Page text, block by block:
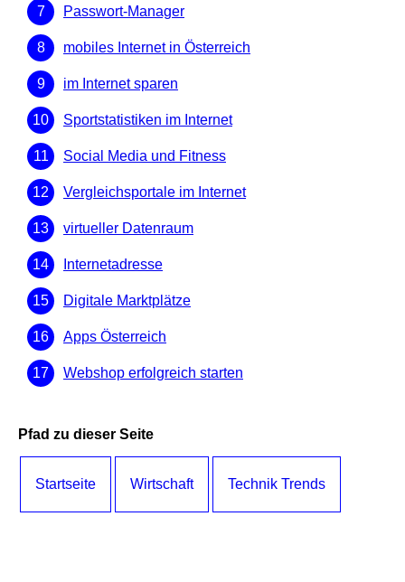
Passwort-Manager
mobiles Internet in Österreich
im Internet sparen
Sportstatistiken im Internet
Social Media und Fitness
Vergleichsportale im Internet
virtueller Datenraum
Internetadresse
Digitale Marktplätze
Apps Österreich
Webshop erfolgreich starten
Pfad zu dieser Seite
Startseite Wirtschaft Technik Trends